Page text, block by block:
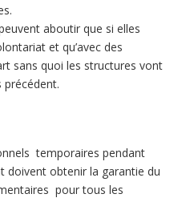
aboutir que si elles
et qu’avec des
sans quoi les structures vont
temporaires pendant
doivent obtenir la garantie du
pour tous les